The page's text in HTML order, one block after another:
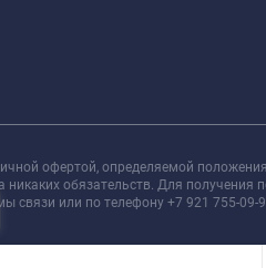
офертой, определяемой
никаких обязательств. Для
связи или по телефону +7 921 755-09-